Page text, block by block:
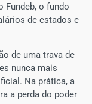
Fundeb, o fundo
de estados e
de uma trava de
nunca mais
Na prática, a
a perda do poder